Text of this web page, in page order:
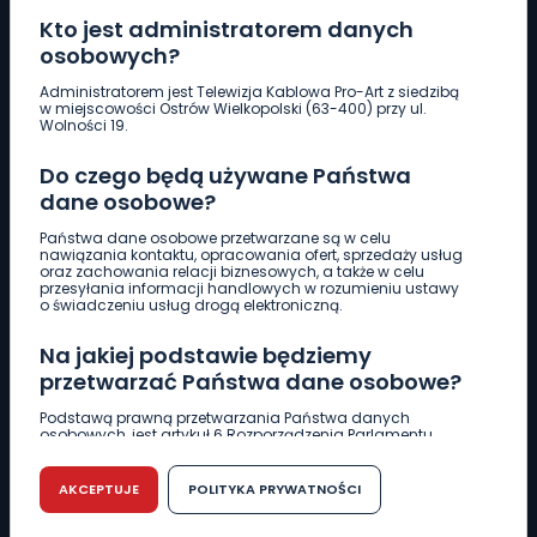
Kto jest administratorem danych
osobowych?
Administratorem jest Telewizja Kablowa Pro-Art z siedzibą
w miejscowości Ostrów Wielkopolski (63-400) przy ul.
Wolności 19.
Do czego będą używane Państwa
dane osobowe?
Państwa dane osobowe przetwarzane są w celu
nawiązania kontaktu, opracowania ofert, sprzedaży usług
oraz zachowania relacji biznesowych, a także w celu
przesyłania informacji handlowych w rozumieniu ustawy
o świadczeniu usług drogą elektroniczną.
Na jakiej podstawie będziemy
przetwarzać Państwa dane osobowe?
Podstawą prawną przetwarzania Państwa danych
osobowych, jest artykuł 6 Rozporządzenia Parlamentu
r. w sprawie ochrony osób fizycznych w związku z
przetwarzaniem danych osobowych w sprawie
swobodnego przepływu takich danych oraz uchylenia
dyrektywy 95/46/WE (RODO).
AKCEPTUJE POLITYKA PRYWATNOŚCI
Pobierz logotyp
661 997 997
REDAKCJA
62 735 22 22redakcja@wlkp24.info
DZIAŁ REKLAMY
62 735 01 85 reklama@wlkp24.info
WIADOMOŚCI
CIEKAWOSTKI